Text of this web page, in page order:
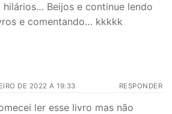
hilários… Beijos e continue lendo
e comentando… kkkkk
DE 2022 A 19:33 RESPONDER
ler esse livro mas não